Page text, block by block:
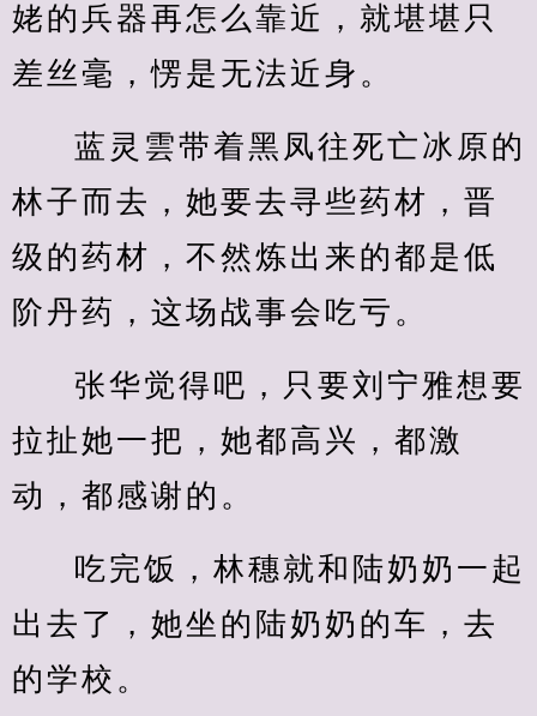
姥的兵器再怎么靠近，就堪堪只
差丝毫，愣是无法近身。
蓝灵雲带着黑凤往死亡冰原的
林子而去，她要去寻些药材，晋
级的药材，不然炼出来的都是低
阶丹药，这场战事会吃亏。
张华觉得吧，只要刘宁雅想要
拉扯她一把，她都高兴，都激
动，都感谢的。
吃完饭，林穗就和陆奶奶一起
出去了，她坐的陆奶奶的车，去
的学校。